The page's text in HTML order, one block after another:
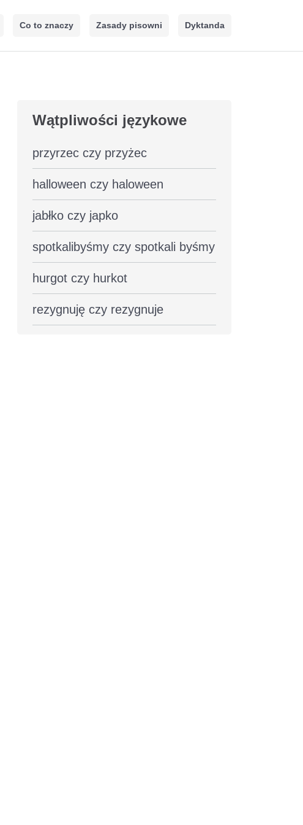
Co to znaczy Zasady pisowni Dyktanda
Wątpliwości językowe
przyrzec czy przyżec
halloween czy haloween
jabłko czy japko
spotkalibyśmy czy spotkali byśmy
hurgot czy hurkot
rezygnuję czy rezygnuje